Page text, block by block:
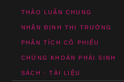
THẢO LUẬN CHUNG
NHẬN ĐỊNH THỊ TRƯỜNG
PHÂN TÍCH CỔ PHIẾU
CHỨNG KHOÁN PHÁI SINH
SÁCH - TÀI LIỆU